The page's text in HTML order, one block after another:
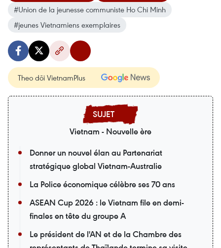
#Union de la jeunesse communiste Ho Chi Minh
#jeunes Vietnamiens exemplaires
Theo dõi VietnamPlus
Vietnam - Nouvelle ère
Donner un nouvel élan au Partenariat
stratégique global Vietnam-Australie
La Police économique célèbre ses 70 ans
ASEAN Cup 2026 : le Vietnam file en demi-
finales en tête du groupe A
Le président de l'AN et de la Chambre des